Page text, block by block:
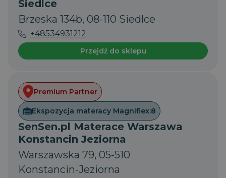
Siedlce
Brzeska 134b, 08-110 Siedlce
+48534931212
Przejdź do sklepu
Premium Partner
Ekspozycja materacy Magniflex:8
SenSen.pl Materace Warszawa
Konstancin Jeziorna
Warszawska 79, 05-510
Konstancin-Jeziorna